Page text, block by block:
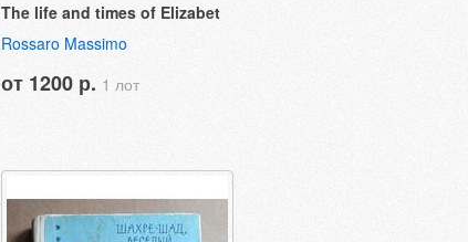
The life and times of Elizabet
Rossaro Massimo
от 1200 р. 1 лот